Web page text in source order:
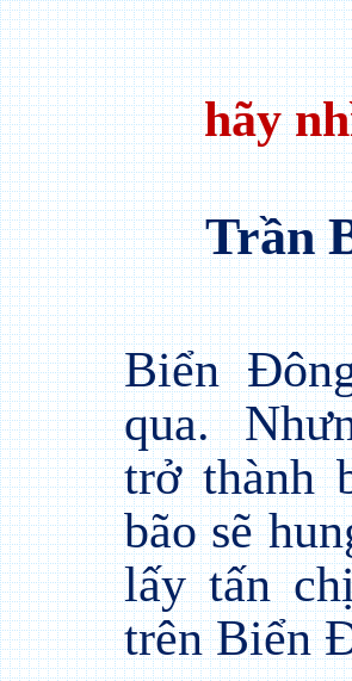
hãy
Trần
Biển
qua.
trở thành
bão sẽ
lấy tấn
trên Biển